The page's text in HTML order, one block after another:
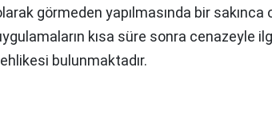
görmeden yapılmasında bir
kısa süre sonra cenazeyle
bulunmaktadır.